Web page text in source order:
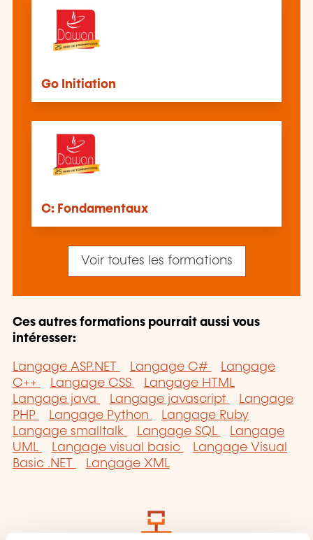
Go Initiation
C: Fondamentaux
Voir toutes les formations
Ces autres formations pourrait aussi vous
intéresser:
Langage ASP.NET Langage C#
Langage
C++
Langage CSS
Langage HTML
Langage java
Langage javascript
Langage
PHP
Langage Python
Langage Ruby
Langage smalltalk
Langage SQL
Langage
UML
Langage visual basic
Langage Visual
Basic .NET
Langage XML